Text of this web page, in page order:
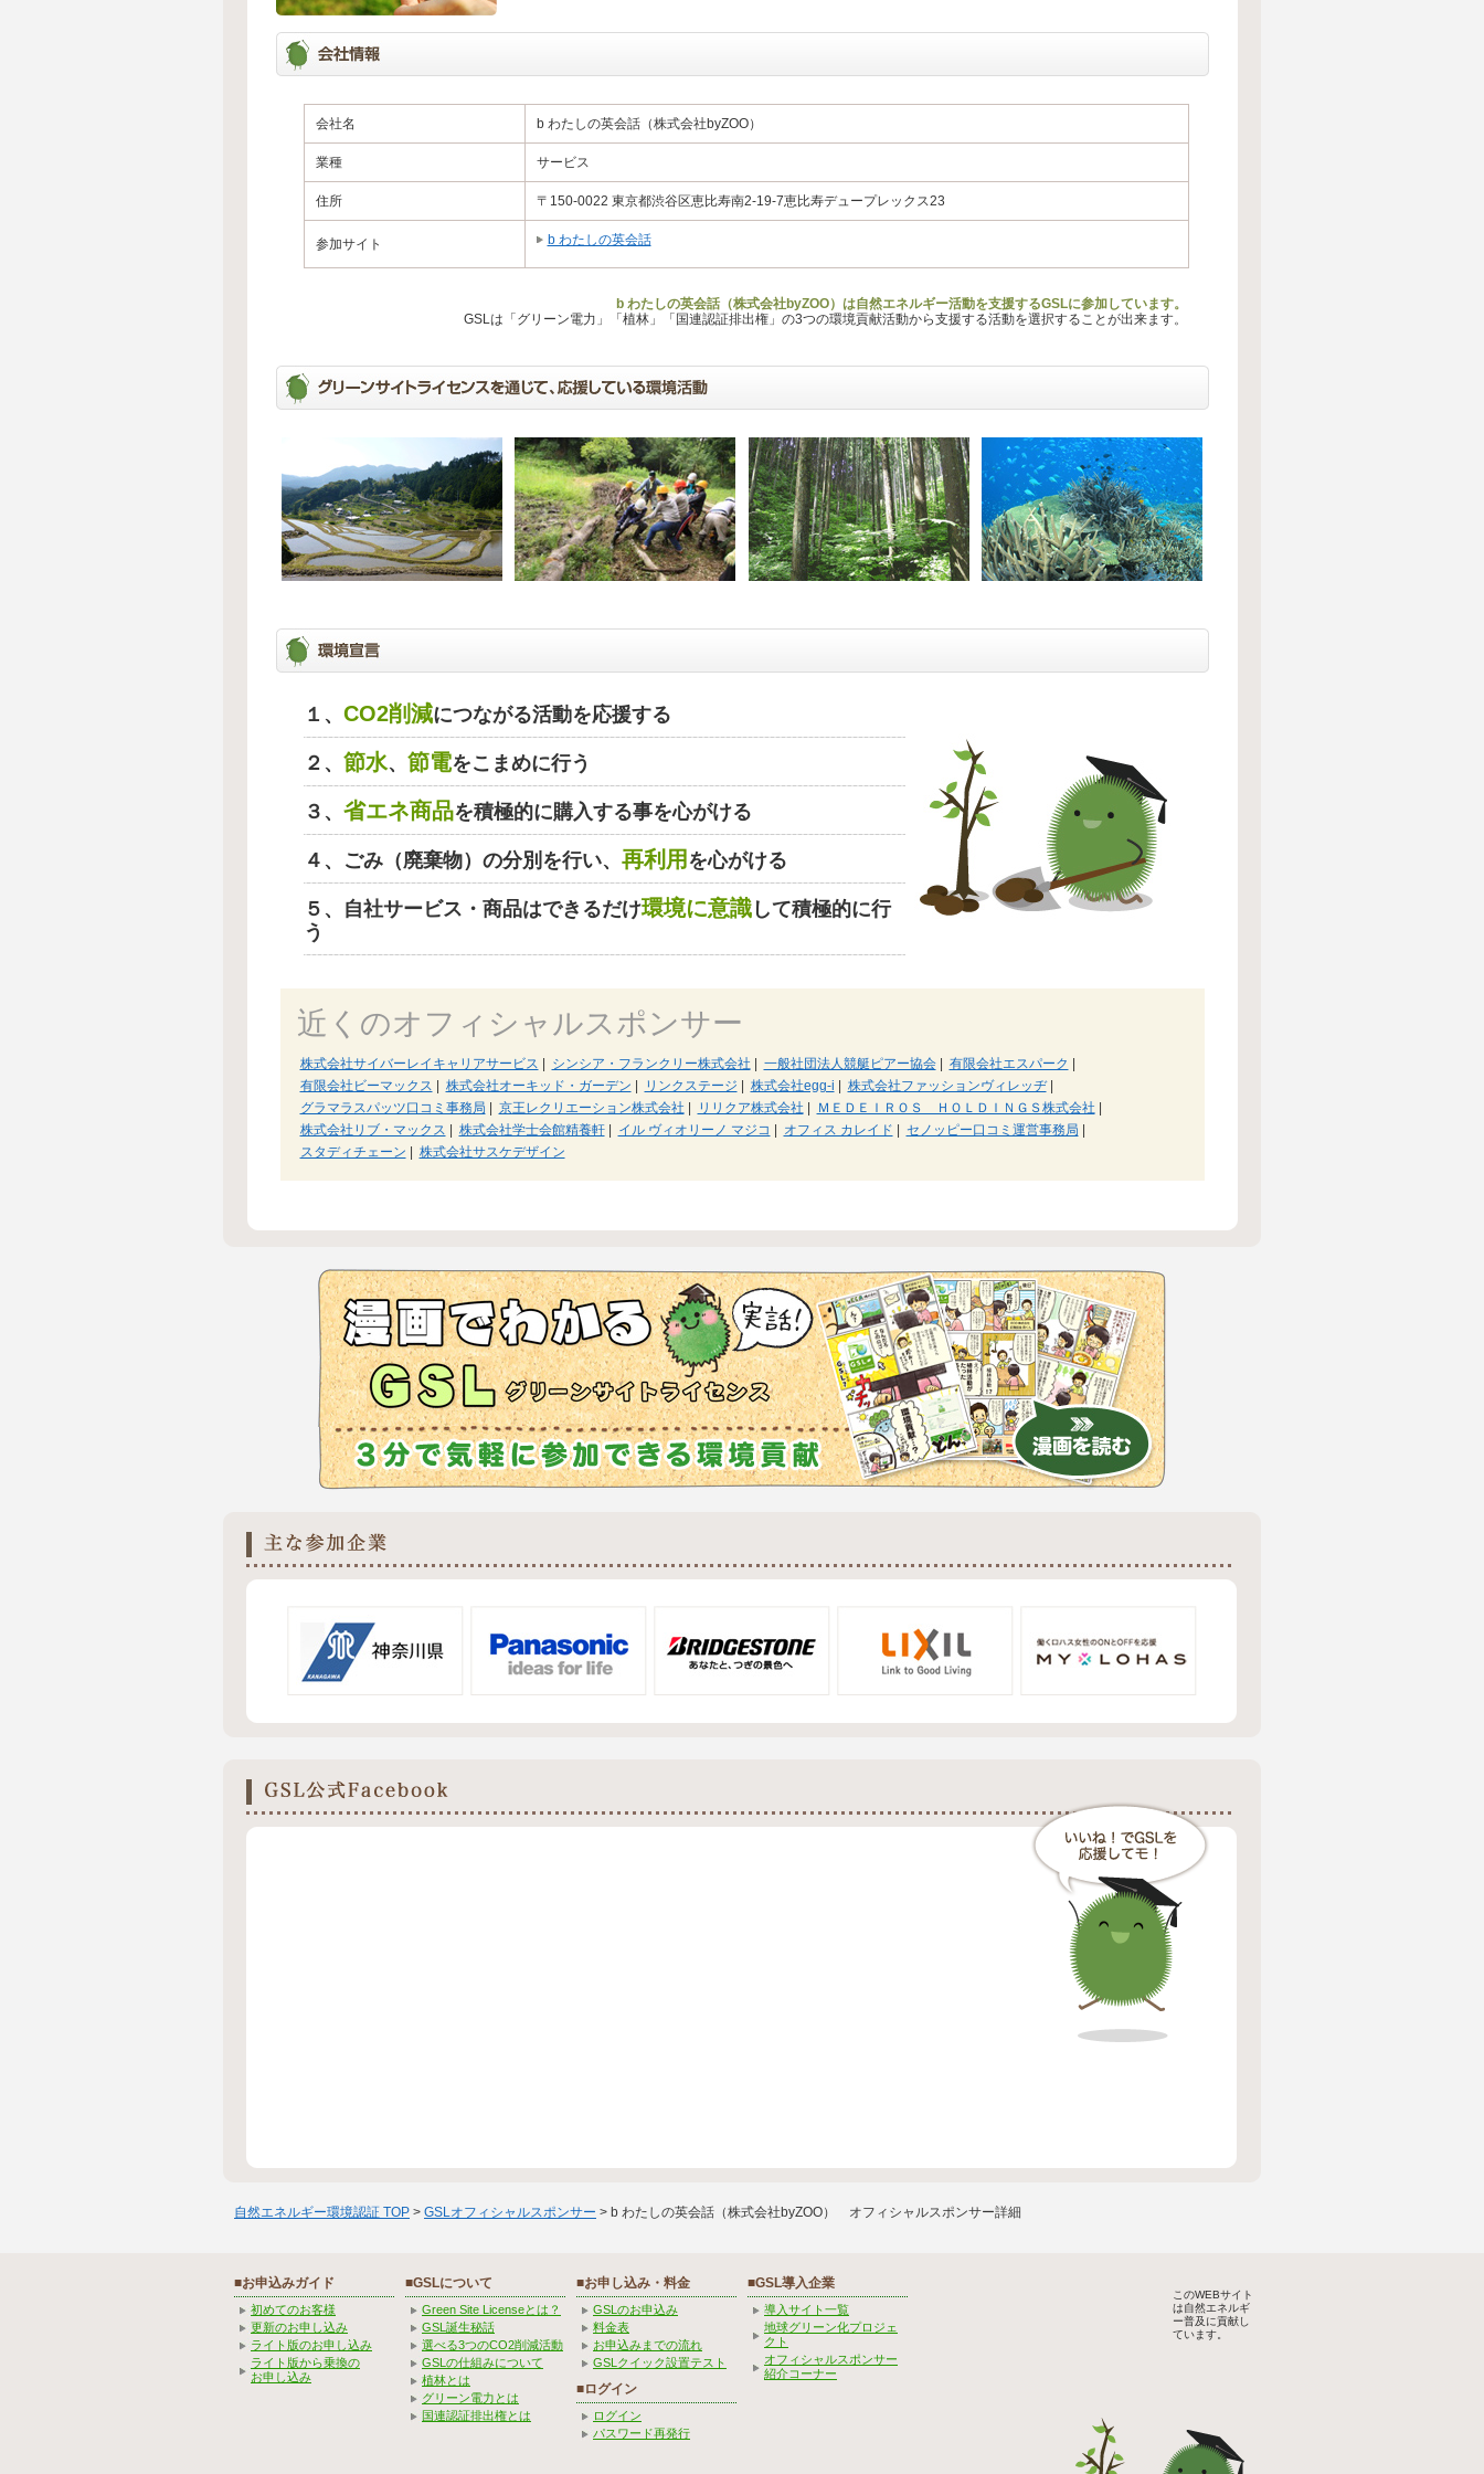
会社名 b わたしの英会話（株式会社byZOO）
業種 サービス
住所 〒150-0022 東京都渋谷区恵比寿南2-19-7恵比寿デュープレックス23
参加サイト b わたしの英会話
b わたしの英会話（株式会社byZOO）は自然エネルギー活動を支援するGSLに参加しています。
GSLは「グリーン電力」「植林」「国連認証排出権」の3つの環境貢献活動から支援する活動を選択することが出来ます。
１、 CO2削減につながる活動を応援する
２、 節水、 節電をこまめに行う
３、 省エネ商品を積極的に購入する事を心がける
４、ごみ（廃棄物）の分別を行い、 再利用 を心がける
５、自社サービス・商品はできるだけ環境に意識して積極的に行
う
近くのオフィシャルスポンサー
株式会社サイバーレイキャリアサービス シンシア・フランクリー株式会社 一般社団法人競艇ピアー協会| 有限会社エスパーク
有限会社ビーマックス
株式会社オーキッド・ガーデン リンクステージ 株式会社egg-i 株式会社ファッションヴィレッヂ|
グラマラスパッツ口コミ事務局
京王レクリエーション株式会社 リリクア株式会社 ＭＥＤＥＩＲＯＳ ＨＯＬＤＩＮＧＳ株式会社
株式会社リブ・マックス
株式会社学士会館精養軒| イル ヴィオリーノ マジコ オフィス カレイド セノッピー口コミ運営事務局
スタディチェーン
株式会社サスケデザイン
自然エネルギー環境認証 TOP > GSLオフィシャルスポンサー > b わたしの英会話（株式会社byZOO） オフィシャルスポンサー詳細
■お申込みガイド
初めてのお客様
更新のお申し込み
ライト版のお申し込み
ライト版から乗換の
お申し込み
■GSLについて
Green Site Licenseとは？
GSL誕生秘話
選べる3つのCO2削減活動
GSLの仕組みについて
植林とは
グリーン電力とは
国連認証排出権とは
■お申し込み・料金
GSLのお申込み
料金表
お申込みまでの流れ
GSLクイック設置テスト
■ログイン
ログイン
パスワード再発行
■GSL導入企業
導入サイト一覧
地球グリーン化プロジェ
クト
オフィシャルスポンサー
紹介コーナー
このWEBサイト
は自然エネルギ
ー普及に貢献し
ています。